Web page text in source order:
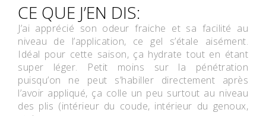
CE QUE J’EN DIS:
J’ai apprécié son odeur fraiche et sa facilité au
niveau de l’application, ce gel s’étale aisément.
Idéal pour cette saison, ça hydrate tout en étant
super léger. Petit moins sur la pénétration
puisqu’on ne peut s’habiller directement après
l’avoir appliqué, ça colle un peu surtout au niveau
des plis (intérieur du coude, intérieur du genoux,